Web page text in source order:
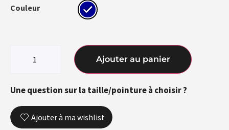
Couleur
Ajouter au panier
Une question sur la taille/pointure à choisir ?
Ajouter à ma wishlist